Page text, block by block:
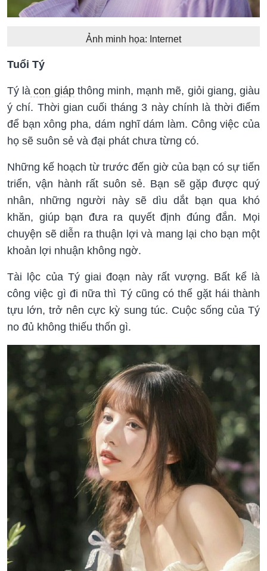
Ảnh minh họa: Internet
Tuổi Tý
Tý là con giápthông minh, mạnh mẽ, giỏi giang, giàu
ý chí. Thời gian cuối tháng 3 này chính là thời điểm
để bạn xông pha, dám nghĩ dám làm. Công việc của
họ sẽ suôn sẻ và đại phát chưa từng có.
Những kế hoạch từ trước đến giờ của bạn có sự tiến
triển, vận hành rất suôn sẻ. Bạn sẽ gặp được quý
nhân, những người này sẽ dìu dắt bạn qua khó
khăn, giúp bạn đưa ra quyết định đúng đắn. Mọi
chuyện sẽ diễn ra thuận lợi và mang lại cho bạn một
khoản lợi nhuận không ngờ.
Tài lộc của Tý giai đoạn này rất vượng. Bất kể là
công việc gì đi nữa thì Tý cũng có thể gặt hái thành
tựu lớn, trở nên cực kỳ sung túc. Cuộc sống của Tý
no đủ không thiếu thốn gì.